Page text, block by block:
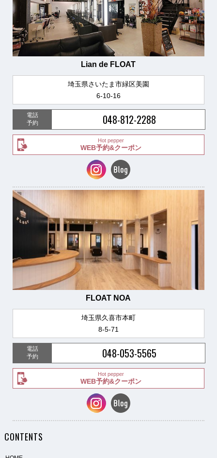
Lian de FLOAT
埼玉県さいたま市緑区美園
6-10-16
電話
予約
048-812-2288
Hot pepper
WEB予約&クーポン
FLOAT NOA
埼玉県久喜市本町
8-5-71
電話
予約
048-053-5565
Hot pepper
WEB予約&クーポン
CONTENTS